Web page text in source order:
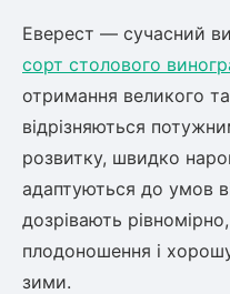
Хурма
Шовковиця
Абрикос
Штамбові
Бузок
Жасмин
Будлея
Лавровишня
Кизильник
Бобовник
Калина
Піраканта
Еверест — сучасний
сорт столового
отримання великого
відрізняються
розвитку, швидко
адаптуються до умов
дозрівають
плодоношення і
зими.